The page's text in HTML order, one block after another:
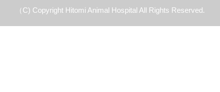
（C) Copyright Hitomi Animal Hospital All Rights Reserved.